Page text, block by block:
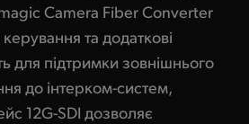
Camera Fiber Converter
та додаткові
для підтримки зовнішнього
до інтерком-систем,
12G-SDI дозволяє